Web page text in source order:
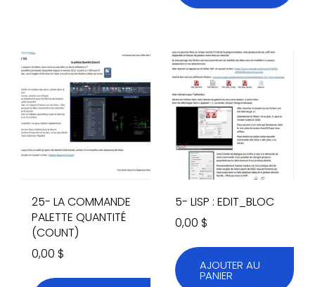
25- LA COMMANDE
PALETTE QUANTITÉ
(COUNT)
0,00 $
5- LISP : EDIT_BLOC
0,00 $
AJOUTER AU
PANIER